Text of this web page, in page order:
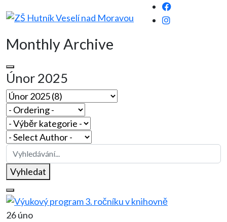
Monthly Archive
Únor 2025
Vyhledat
26 úno